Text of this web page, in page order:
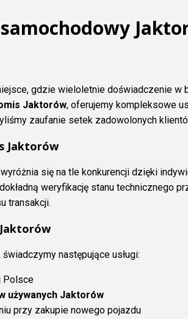
gdzie wieloletnie doświadczenie w
Jaktorów, oferujemy kompleksowe
zaufanie setek zadowolonych
Jaktorów
wyróżnia się na tle konkurencji dzięki
weryfikację stanu technicznego
transakcji.
świadczymy następujące usługi:
Polsce
używanych Jaktorów
przy zakupie nowego pojazdu